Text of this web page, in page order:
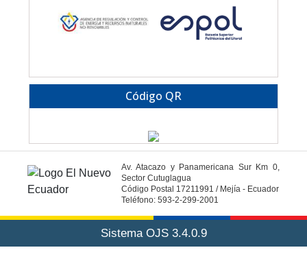
Código QR
Av. Atacazo y Panamericana Sur Km 0,
Sector Cutuglagua
Código Postal 17211991 / Mejía - Ecuador
Teléfono: 593-2-299-2001
Sistema OJS 3.4.0.9